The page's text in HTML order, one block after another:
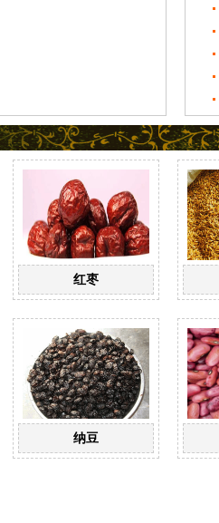
红枣
纳豆